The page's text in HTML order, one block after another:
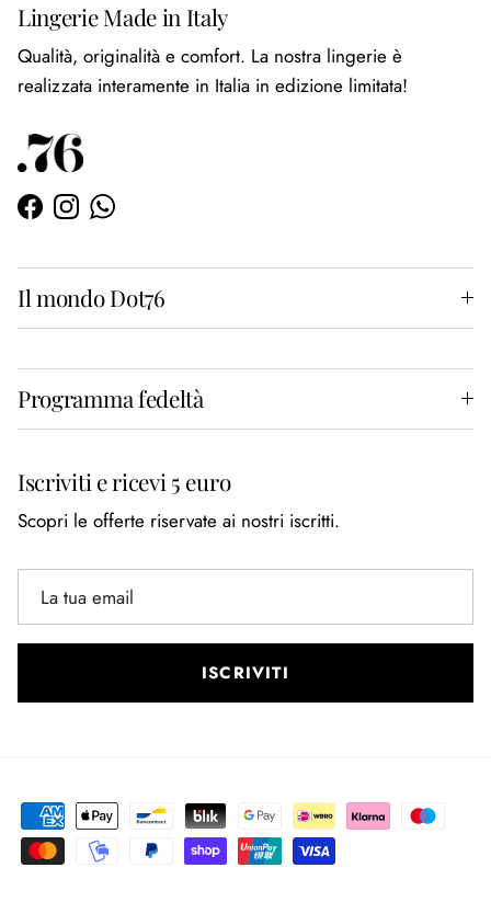
Lingerie Made in Italy
Qualità, originalità e comfort. La nostra lingerie è
realizzata interamente in Italia in edizione limitata!
Facebook
InstagramWhatsApp
Il mondo Dot76
Programma fedeltà
Iscriviti e ricevi 5 euro
Scopri le offerte riservate ai nostri iscritti.
ISCRIVITI